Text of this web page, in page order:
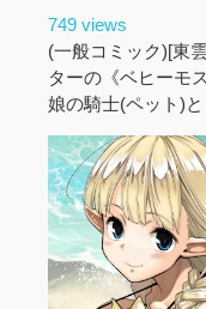
749 views
(一般コミック)[東
ターの《ベヒーモ
娘の騎士(ペット)